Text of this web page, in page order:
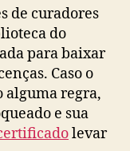
de curadores
do
para baixar
Caso o
alguma regra,
e sua
levar